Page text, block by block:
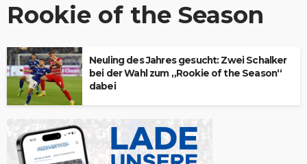
Rookie of the Season
Neuling des Jahres gesucht: Zwei Schalker
bei der Wahl zum „Rookie of the Season“
dabei